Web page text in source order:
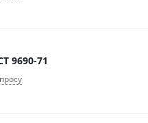
9690-71